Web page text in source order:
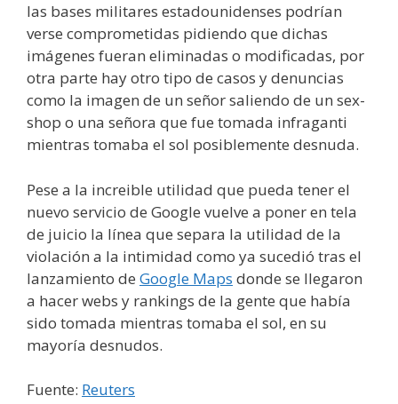
las bases militares estadounidenses podrían
verse comprometidas pidiendo que dichas
imágenes fueran eliminadas o modificadas, por
otra parte hay otro tipo de casos y denuncias
como la imagen de un señor saliendo de un sex-
shop o una señora que fue tomada infraganti
mientras tomaba el sol posiblemente desnuda.
Pese a la increible utilidad que pueda tener el
nuevo servicio de Google vuelve a poner en tela
de juicio la línea que separa la utilidad de la
violación a la intimidad como ya sucedió tras el
lanzamiento de Google Maps donde se llegaron
a hacer webs y rankings de la gente que había
sido tomada mientras tomaba el sol, en su
mayoría desnudos.
Fuente: Reuters